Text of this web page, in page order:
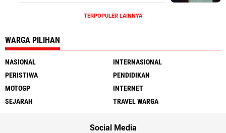
TERPOPULER LAINNYA
WARGA PILIHAN
NASIONAL
INTERNASIONAL
PERISTIWA
PENDIDIKAN
MOTOGP
INTERNET
SEJARAH
TRAVEL WARGA
Social Media